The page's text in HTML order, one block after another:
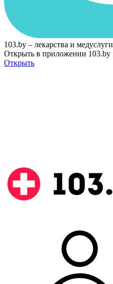
103.by – лекарства и медуслуги
Открыть в приложении 103.by
Открыть